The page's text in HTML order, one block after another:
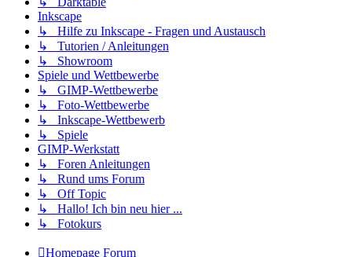
Inkscape
↳ Hilfe zu Inkscape - Fragen und Austausch
↳ Tutorien / Anleitungen
↳ Showroom
Spiele und Wettbewerbe
↳ GIMP-Wettbewerbe
↳ Foto-Wettbewerbe
↳ Inkscape-Wettbewerb
↳ Spiele
GIMP-Werkstatt
↳ Foren Anleitungen
↳ Rund ums Forum
↳ Off Topic
↳ Hallo! Ich bin neu hier ...
↳ Fotokurs
Homepage Forum